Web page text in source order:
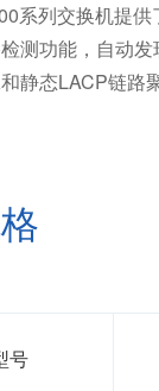
列交换机提供
功能，自动发
态LACP链路聚
号